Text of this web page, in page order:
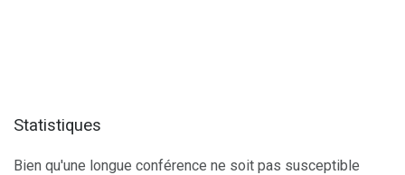
Statistiques
Bien qu'une longue conférence ne soit pas susceptible